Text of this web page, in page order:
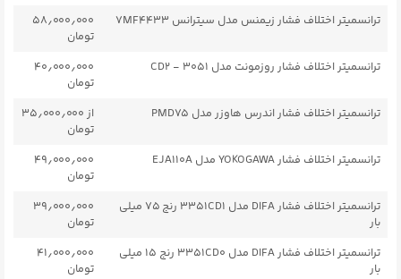
ترانسمیتر اختلاف فشار زیمنس مدل سیترانس 7MF4433
۵۸٫۰۰۰٫۰۰۰
تومان
ترانسمیتر اختلاف فشار روزمونت مدل ۳۰۵۱ - CD2
۴۰٫۰۰۰٫۰۰۰
تومان
ترانسمیتر اختلاف فشار اندرس هاوزر مدل PMD75
از ۳۵٫۰۰۰٫۰۰۰
تومان
ترانسمیتر اختلاف فشار YOKOGAWA مدل EJA110A
۴۹٫۰۰۰٫۰۰۰
تومان
ترانسمیتر اختلاف فشار DIFA مدل 3351CD1 رنج ۷۵ میلی
بار
۳۹٫۰۰۰٫۰۰۰
تومان
ترانسمیتر اختلاف فشار DIFA مدل 3351CD0 رنج ۱۵ میلی
بار
۴۱٫۰۰۰٫۰۰۰
تومان